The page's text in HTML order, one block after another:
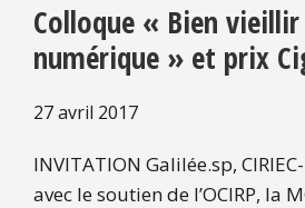
Colloque « Bien
numérique » et prix
27 avril 2017
INVITATION Galilée.sp,
avec le soutien de l’OCIRP, la